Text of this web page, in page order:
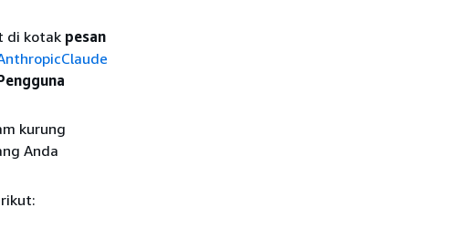
di kotak pesan
kurung
Anda